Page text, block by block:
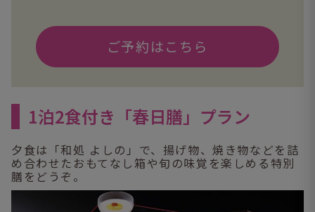
ご予約はこちら
1泊2食付き「春日膳」プラン
夕食は「和処 よしの」で、揚げ物、焼き物などを詰
め合わせたおもてなし箱や旬の味覚を楽しめる特別
膳をどうぞ。